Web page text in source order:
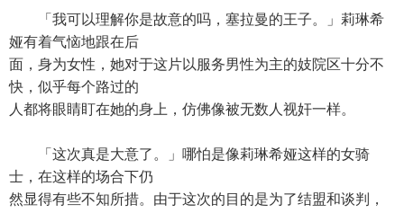
「我可以理解你是故意的吗，塞拉曼的王子。」莉琳希
娅有着气恼地跟在后
面，身为女性，她对于这片以服务男性为主的妓院区十分不
快，似乎每个路过的
人都将眼睛盯在她的身上，仿佛像被无数人视奸一样。
「这次真是大意了。」哪怕是像莉琳希娅这样的女骑
士，在这样的场合下仍
然显得有些不知所措。由于这次的目的是为了结盟和谈判，